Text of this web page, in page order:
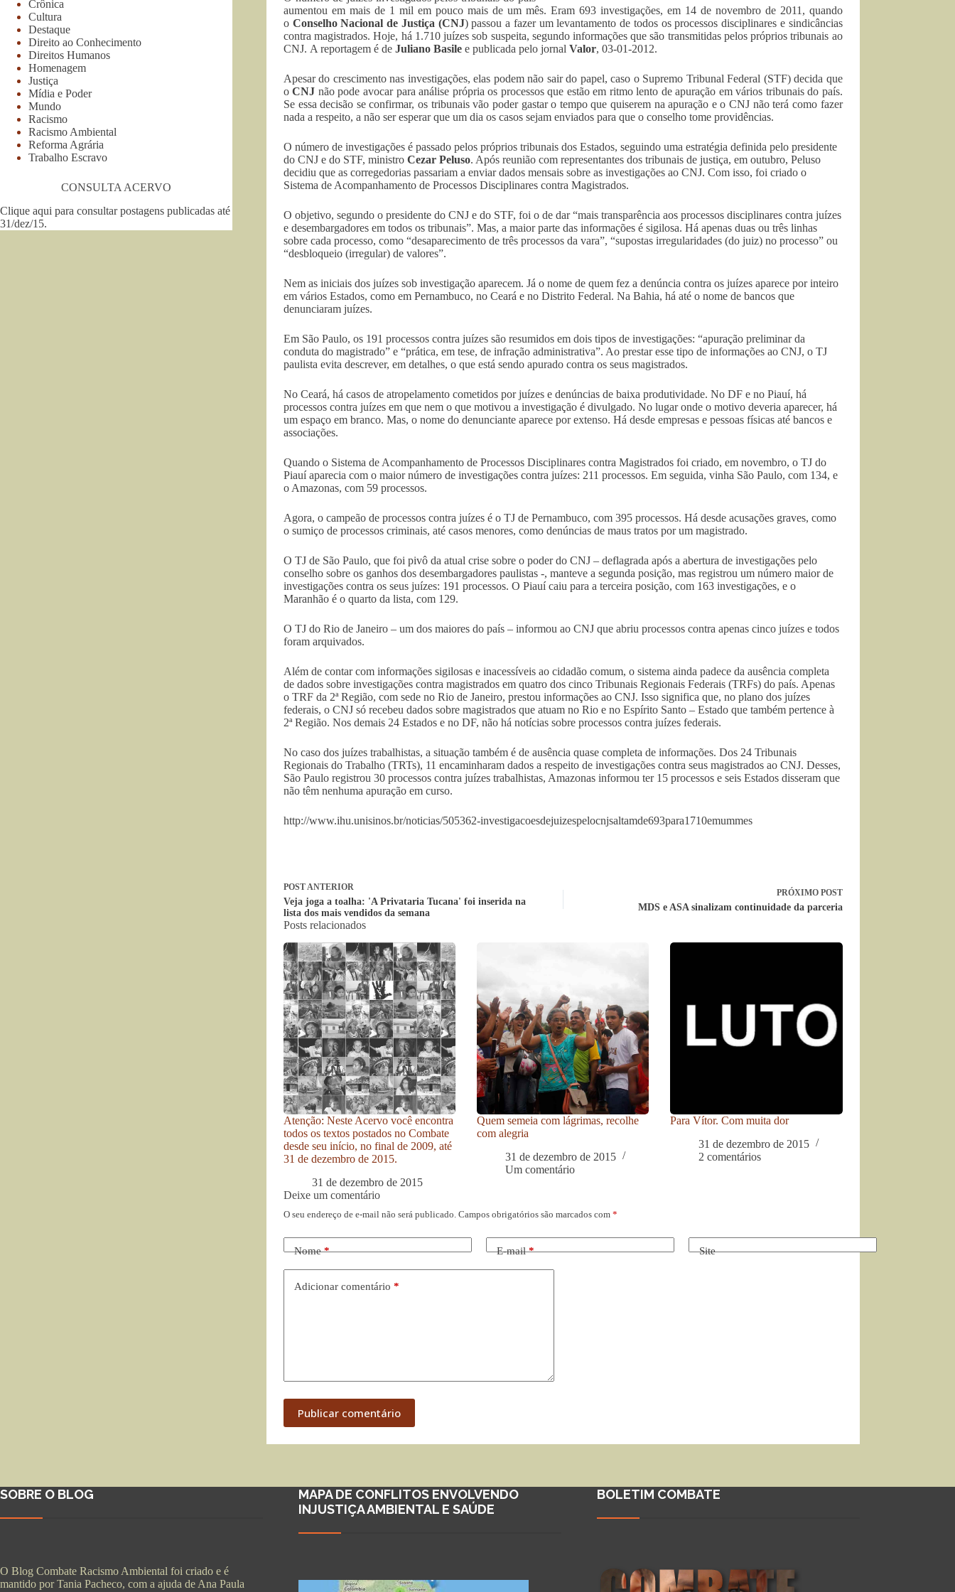
aumentou em mais de 1 mil em pouco mais de um mês. Eram 693 investigações, em 14 de novembro de 2011, quando
o Conselho Nacional de Justiça (CNJ) passou a fazer um levantamento de todos os processos disciplinares e sindicâncias
contra magistrados. Hoje, há 1.710 juízes sob suspeita, segundo informações que são transmitidas pelos próprios tribunais ao
CNJ. A reportagem é de Juliano Basilee publicada pelo jornal Valor, 03-01-2012.
Apesar do crescimento nas investigações, elas podem não sair do papel, caso o Supremo Tribunal Federal (STF) decida que
oCNJ não pode avocar para análise própria os processos que estão em ritmo lento de apuração em vários tribunais do país.
Se essa decisão se confirmar, os tribunais vão poder gastar o tempo que quiserem na apuração e o CNJ não terá como fazer
nada a respeito, a não ser esperar que um dia os casos sejam enviados para que o conselho tome providências.
O número de investigações é passado pelos próprios tribunais dos Estados, seguindo uma estratégia definida pelo presidente
do CNJ e do STF, ministro Cezar Peluso. Após reunião com representantes dos tribunais de justiça, em outubro, Peluso
decidiu que as corregedorias passariam a enviar dados mensais sobre as investigações ao CNJ. Com isso, foi criado o
Sistema de Acompanhamento de Processos Disciplinares contra Magistrados.
O objetivo, segundo o presidente do CNJ e do STF, foi o de dar “mais transparência aos processos disciplinares contra juízes
e desembargadores em todos os tribunais”. Mas, a maior parte das informações é sigilosa. Há apenas duas ou três linhas
sobre cada processo, como “desaparecimento de três processos da vara”, “supostas irregularidades (do juiz) no processo” ou
“desbloqueio (irregular) de valores”.
Nem as iniciais dos juízes sob investigação aparecem. Já o nome de quem fez a denúncia contra os juízes aparece por inteiro
em vários Estados, como em Pernambuco, no Ceará e no Distrito Federal. Na Bahia, há até o nome de bancos que
denunciaram juízes.
Em São Paulo, os 191 processos contra juízes são resumidos em dois tipos de investigações: “apuração preliminar da
conduta do magistrado” e “prática, em tese, de infração administrativa”. Ao prestar esse tipo de informações ao CNJ, o TJ
paulista evita descrever, em detalhes, o que está sendo apurado contra os seus magistrados.
No Ceará, há casos de atropelamento cometidos por juízes e denúncias de baixa produtividade. No DF e no Piauí, há
processos contra juízes em que nem o que motivou a investigação é divulgado. No lugar onde o motivo deveria aparecer, há
um espaço em branco. Mas, o nome do denunciante aparece por extenso. Há desde empresas e pessoas físicas até bancos e
associações.
Quando o Sistema de Acompanhamento de Processos Disciplinares contra Magistrados foi criado, em novembro, o TJ do
Piauí aparecia com o maior número de investigações contra juízes: 211 processos. Em seguida, vinha São Paulo, com 134, e
o Amazonas, com 59 processos.
Agora, o campeão de processos contra juízes é o TJ de Pernambuco, com 395 processos. Há desde acusações graves, como
o sumiço de processos criminais, até casos menores, como denúncias de maus tratos por um magistrado.
O TJ de São Paulo, que foi pivô da atual crise sobre o poder do CNJ – deflagrada após a abertura de investigações pelo
conselho sobre os ganhos dos desembargadores paulistas -, manteve a segunda posição, mas registrou um número maior de
investigações contra os seus juízes: 191 processos. O Piauí caiu para a terceira posição, com 163 investigações, e o
Maranhão é o quarto da lista, com 129.
O TJ do Rio de Janeiro – um dos maiores do país – informou ao CNJ que abriu processos contra apenas cinco juízes e todos
foram arquivados.
Além de contar com informações sigilosas e inacessíveis ao cidadão comum, o sistema ainda padece da ausência completa
de dados sobre investigações contra magistrados em quatro dos cinco Tribunais Regionais Federais (TRFs) do país. Apenas
o TRF da 2ª Região, com sede no Rio de Janeiro, prestou informações ao CNJ. Isso significa que, no plano dos juízes
federais, o CNJ só recebeu dados sobre magistrados que atuam no Rio e no Espírito Santo – Estado que também pertence à
2ª Região. Nos demais 24 Estados e no DF, não há notícias sobre processos contra juízes federais.
No caso dos juízes trabalhistas, a situação também é de ausência quase completa de informações. Dos 24 Tribunais
Regionais do Trabalho (TRTs), 11 encaminharam dados a respeito de investigações contra seus magistrados ao CNJ. Desses,
São Paulo registrou 30 processos contra juízes trabalhistas, Amazonas informou ter 15 processos e seis Estados disseram que
não têm nenhuma apuração em curso.
http://www.ihu.unisinos.br/noticias/505362-investigacoesdejuizespelocnjsaltamde693para1710emummes
POSTANTERIOR
Veja joga a toalha: 'A Privataria Tucana' foi inserida na
lista dos mais vendidos da semana
PRÓXIMO POST
MDS e ASA sinalizam continuidade da parceria
Posts relacionados
Atenção: Neste Acervo você encontra
todos os textos postados no Combate
desde seu início, no final de 2009, até
31 de dezembro de 2015.
31 de dezembro de 2015
Quem semeia com lágrimas, recolhe
com alegria
31 de dezembro de 2015
Um comentário
Para Vítor. Com muita dor
31 de dezembro de 2015
2 comentários
Deixe um comentário
O seu endereço de e-mail não será publicado. Campos obrigatórios são marcados com *
Nome* E-mail* Site
Adicionar comentário *
Publicar comentário
Crônica
Cultura
Destaque
Direito ao Conhecimento
Direitos Humanos
Homenagem
Justiça
Mídia e Poder
Mundo
Racismo
Racismo Ambiental
Reforma Agrária
Trabalho Escravo
CONSULTA ACERVO
Clique aqui para consultar postagens publicadas até
31/dez/15.
SOBRE O BLOG
O Blog Combate Racismo Ambiental foi criado e é
mantido por Tania Pacheco, com a ajuda de Ana Paula
MAPA DE CONFLITOS ENVOLVENDO
INJUSTIÇA AMBIENTAL E SAÚDE
BOLETIM COMBATE